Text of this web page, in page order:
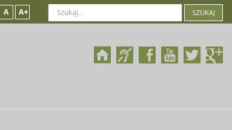
A A+ SZUKAJ